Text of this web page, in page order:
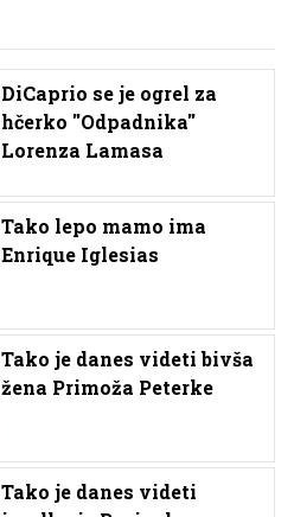
DiCaprio se je ogrel za
hčerko ''Odpadnika''
Lorenza Lamasa
Tako lepo mamo ima
Enrique Iglesias
Tako je danes videti bivša
žena Primoža Peterke
Tako je danes videti